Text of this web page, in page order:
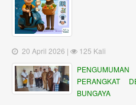
20 April 2026 |
125 Kali
PERANGKAT
BUNGAYA